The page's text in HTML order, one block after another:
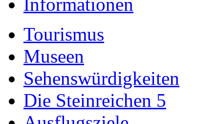
Tourismus
Museen
Sehenswürdigkeiten
Die Steinreichen 5